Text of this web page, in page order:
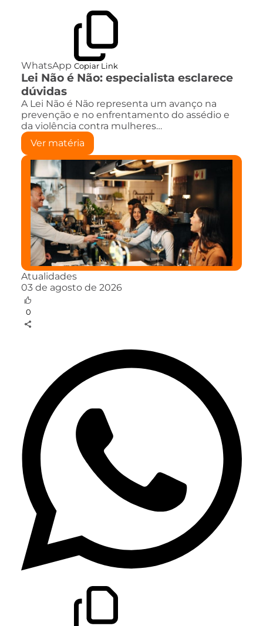
WhatsApp Copiar Link
Lei Não é Não: especialista esclarece
dúvidas
A Lei Não é Não representa um avanço na
prevenção e no enfrentamento do assédio e
da violência contra mulheres…
Ver matéria
Atualidades
03 de agosto de 2026
0